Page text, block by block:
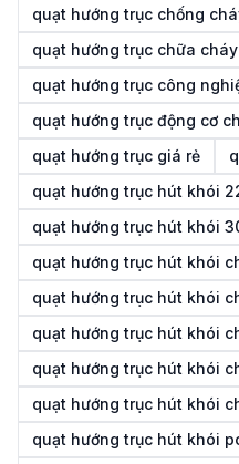
quạt hướng trục chống
quạt hướng trục chữa
quạt hướng trục công
quạt hướng trục động cơ
quạt hướng trục giá rẻ
quạt hướng trục hút khói
quạt hướng trục hút khói
quạt hướng trục hút khói
quạt hướng trục hút khói
quạt hướng trục hút khói
quạt hướng trục hút khói
quạt hướng trục hút khói
quạt hướng trục hút khói